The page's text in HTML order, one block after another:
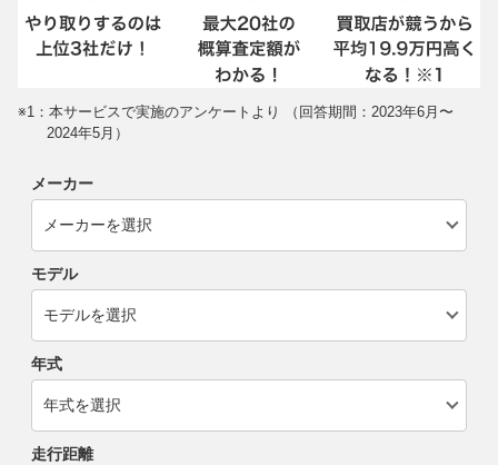
※1：本サービスで実施のアンケートより （回答期間：2023年6月〜
2024年5月）
メーカー
モデル
年式
走行距離